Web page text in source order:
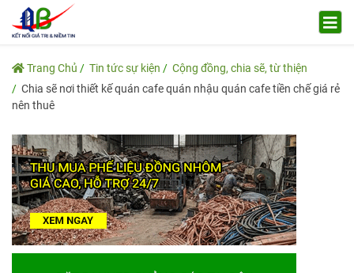
Trang Chủ Tin tức sự kiện
Cộng đồng, chia sẽ, từ thiện
Chia sẽ nơi thiết kế quán cafe quán nhậu quán cafe tiền chế giá rẻ
nên thuê